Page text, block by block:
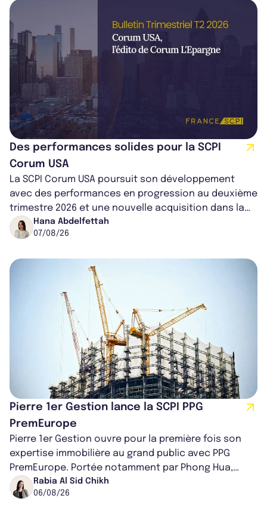
Des performances solides pour la SCPI
Corum USA
La SCPI Corum USA poursuit son développement
avec des performances en progression au deuxième
trimestre 2026 et une nouvelle acquisition dans la
région de Chicago. Entre hausse de...
Hana Abdelfettah
07/08/26
Pierre 1er Gestion lance la SCPI PPG
PremEurope
Pierre 1er Gestion ouvre pour la première fois son
expertise immobilière au grand public avec PPG
PremEurope. Portée notamment par Phong Hua,
ancien directeur des investissements d...
Rabia Al Sid Chikh
06/08/26